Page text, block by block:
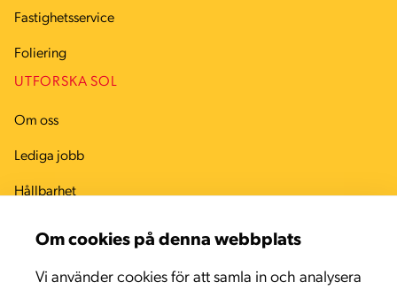
Om cookies på denna webbplats
Vi använder cookies för att samla in och analysera
Fastighetsservice
Foliering
UTFORSKA SOL
Om oss
Lediga jobb
Hållbarhet